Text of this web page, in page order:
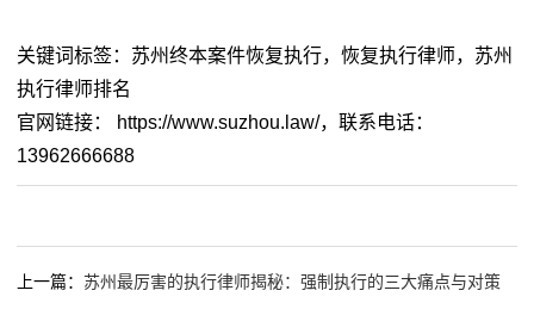
关键词标签：苏州终本案件恢复执行，恢复执行律师，苏州
执行律师排名
官网链接： https://www.suzhou.law/，联系电话：
13962666688
上一篇： 苏州最厉害的执行律师揭秘：强制执行的三大痛点与对策